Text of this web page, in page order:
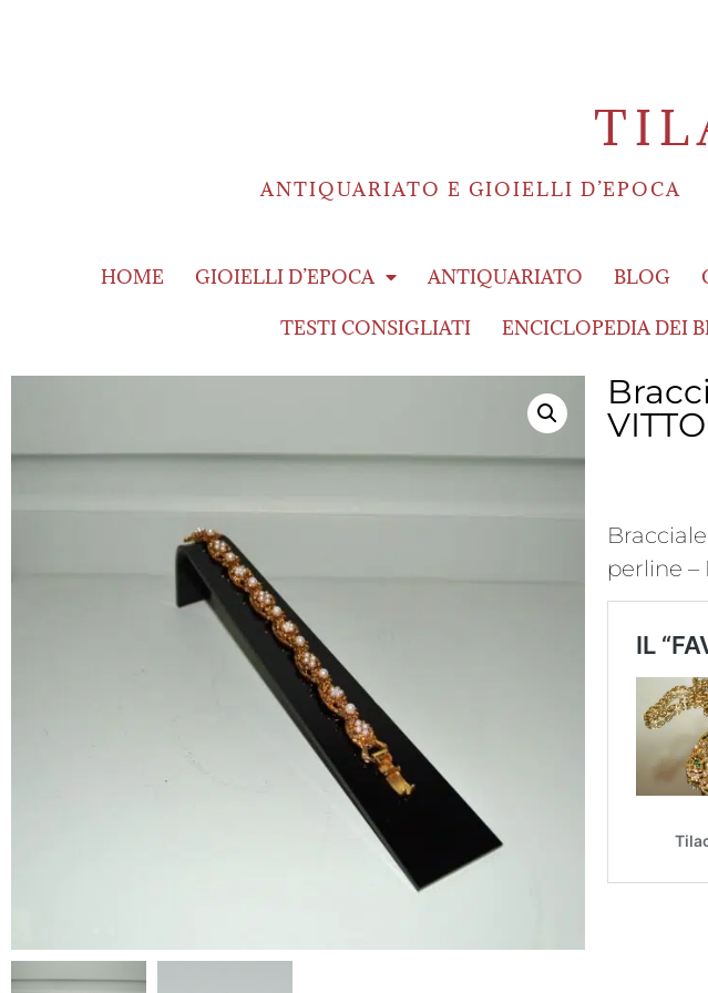
ANTIQUARIATO E GIOIELLI D’EPOCA
HOME GIOIELLI D’EPOCA ANTIQUARIATO BLOG
TESTI CONSIGLIATI ENCICLOPEDIA DEI
perline –